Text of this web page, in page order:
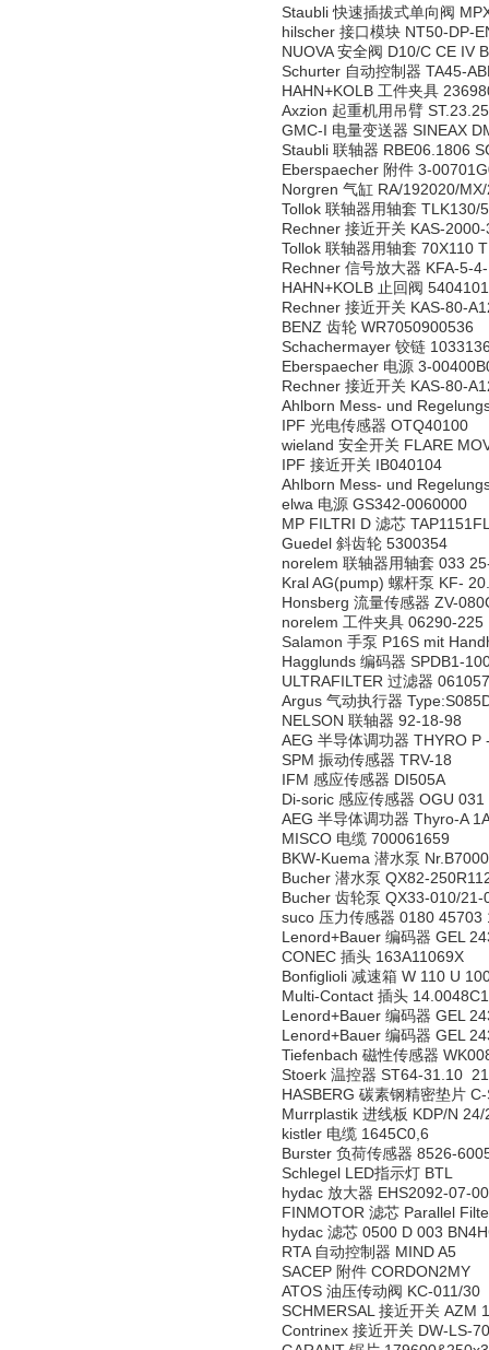
Staubli 快速插拔式单向阀
hilscher 接口模块 NT50-DP-
NUOVA 安全阀 D10/C CE IV
Schurter 自动控制器 TA45-
HAHN+KOLB 工件夹具
Axzion 起重机用吊臂
GMC-I 电量变送器 SINEAX
Staubli 联轴器 RBE06.1806
Eberspaecher 附件 3-
Norgren 气缸 RA/192020/
Tollok 联轴器用轴套 TLK130/
Rechner 接近开关 KAS-
Tollok 联轴器用轴套 70X110
Rechner 信号放大器 KFA-5-
HAHN+KOLB 止回阀
Rechner 接近开关 KAS-80-
BENZ 齿轮 WR7050900536
Schachermayer 铰链
Eberspaecher 电源 3-
Rechner 接近开关 KAS-80-
Ahlborn Mess- und
IPF 光电传感器 OTQ40100
wieland 安全开关 FLARE
IPF 接近开关 IB040104
Ahlborn Mess- und
elwa 电源 GS342-0060000
MP FILTRI D 滤芯
Guedel 斜齿轮 5300354
norelem 联轴器用轴套 033
Kral AG(pump) 螺杆泵 KF-
Honsberg 流量传感器 ZV-
norelem 工件夹具 06290-225
Salamon 手泵 P16S mit
Hagglunds 编码器 SPDB1-
ULTRAFILTER 过滤器
Argus 气动执行器
NELSON 联轴器 92-18-98
AEG 半导体调功器 THYRO P
SPM 振动传感器 TRV-18
IFM 感应传感器 DI505A
Di-soric 感应传感器 OGU 031
AEG 半导体调功器 Thyro-A
MISCO 电缆 700061659
BKW-Kuema 潜水泵
Bucher 潜水泵 QX82-
Bucher 齿轮泵 QX33-010/21-
suco 压力传感器 0180 45703
Lenord+Bauer 编码器 GEL
CONEC 插头 163A11069X
Bonfiglioli 减速箱 W 110 U
Multi-Contact 插头 14.0048C1
Lenord+Bauer 编码器 GEL
Lenord+Bauer 编码器 GEL
Tiefenbach 磁性传感器
Stoerk 温控器 ST64-31.10
HASBERG 碳素钢精密垫片
Murrplastik 进线板 KDP/N
kistler 电缆 1645C0,6
Burster 负荷传感器 8526-
Schlegel LED指示灯 BTL
hydac 放大器 EHS2092-07-
FINMOTOR 滤芯 Parallel
hydac 滤芯 0500 D 003
RTA 自动控制器 MIND A5
SACEP 附件 CORDON2MY
ATOS 油压传动阀 KC-011/30
SCHMERSAL 接近开关 AZM
Contrinex 接近开关 DW-LS-